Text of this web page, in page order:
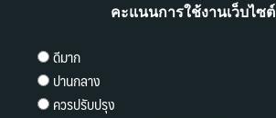
คะแนนการใช้งานเว็บไซต์
ดีมาก
ปานกลาง
ควรปรับปรุง